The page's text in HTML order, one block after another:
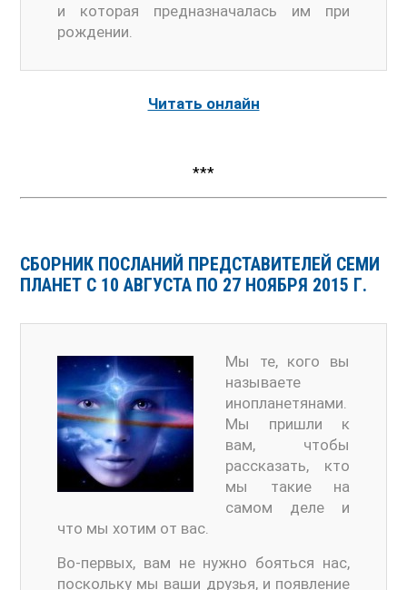
и которая предназначалась им при
рождении.
Читать онлайн
***
СБОРНИК ПОСЛАНИЙ ПРЕДСТАВИТЕЛЕЙ СЕМИ
ПЛАНЕТ С 10 АВГУСТА ПО 27 НОЯБРЯ 2015 Г.
Мы те, кого вы
называете
инопланетянами.
Мы пришли к
вам, чтобы
рассказать, кто
мы такие на
самом деле и
что мы хотим от вас.
Во-первых, вам не нужно бояться нас,
поскольку мы ваши друзья, и появление